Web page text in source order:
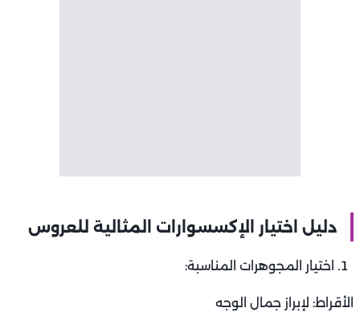
دليل اختيار الإكسسوارات المثالية للعروس
اختيار المجوهرات المناسبة:
الأقراط: لإبراز جمال الوجه